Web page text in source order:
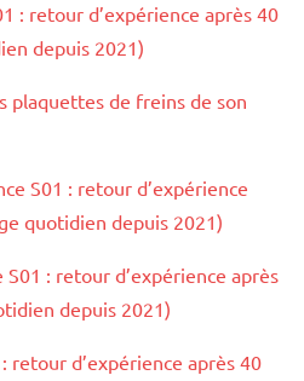
: retour d’expérience après 40
depuis 2021)
plaquettes de freins de son
S01 : retour d’expérience
quotidien depuis 2021)
S01 : retour d’expérience après
depuis 2021)
retour d’expérience après 40